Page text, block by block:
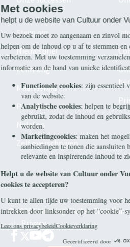
Steun ons
Nieuwsbrief
Eenmalig
Maandelijks
Periodiek
Nalaten
Zelf overschrijven
Info
© 2026 Stichting Civitas Christiana
Privacy